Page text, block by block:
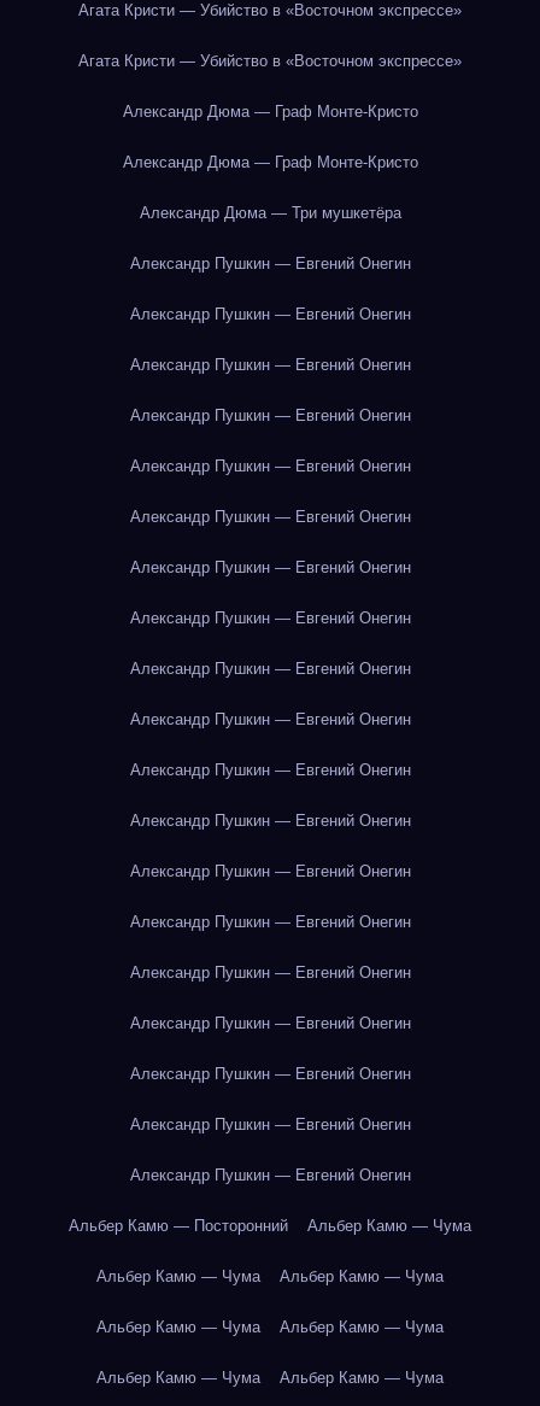
Агата Кристи — Убийство в «Восточном экспрессе»
Агата Кристи — Убийство в «Восточном экспрессе»
Александр Дюма — Граф Монте-Кристо
Александр Дюма — Граф Монте-Кристо
Александр Дюма — Три мушкетёра
Александр Пушкин — Евгений Онегин
Александр Пушкин — Евгений Онегин
Александр Пушкин — Евгений Онегин
Александр Пушкин — Евгений Онегин
Александр Пушкин — Евгений Онегин
Александр Пушкин — Евгений Онегин
Александр Пушкин — Евгений Онегин
Александр Пушкин — Евгений Онегин
Александр Пушкин — Евгений Онегин
Александр Пушкин — Евгений Онегин
Александр Пушкин — Евгений Онегин
Александр Пушкин — Евгений Онегин
Александр Пушкин — Евгений Онегин
Александр Пушкин — Евгений Онегин
Александр Пушкин — Евгений Онегин
Александр Пушкин — Евгений Онегин
Александр Пушкин — Евгений Онегин
Александр Пушкин — Евгений Онегин
Александр Пушкин — Евгений Онегин
Альбер Камю — Посторонний Альбер Камю — Чума
Альбер Камю — Чума Альбер Камю — Чума
Альбер Камю — Чума Альбер Камю — Чума
Альбер Камю — Чума Альбер Камю — Чума